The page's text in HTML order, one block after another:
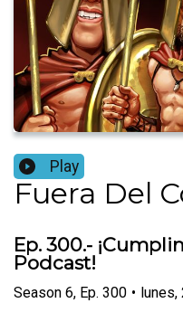
Play
Fuera Del
Ep. 300.-
Podcast!
Season 6, Ep. 300 • lunes,